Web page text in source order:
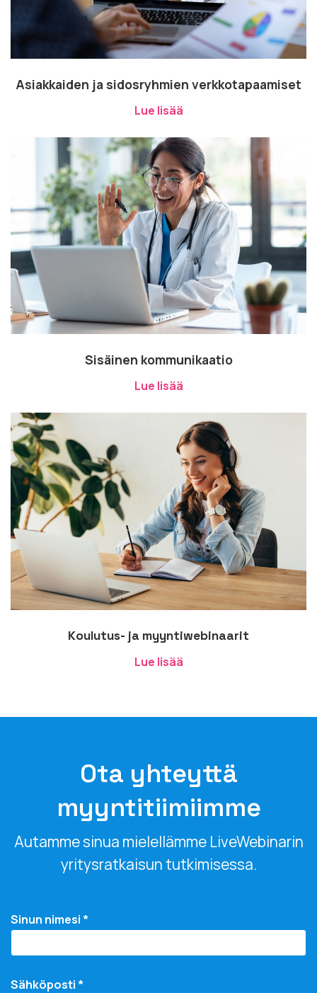
Asiakkaiden ja sidosryhmien verkkotapaamiset
Lue lisää
Sisäinen kommunikaatio
Lue lisää
Koulutus- ja myyntiwebinaarit
Lue lisää
Ota yhteyttä
myyntitiimiimme
Autamme sinua mielellämme LiveWebinarin
yritysratkaisun tutkimisessa.
Sinun nimesi *
Sähköposti *